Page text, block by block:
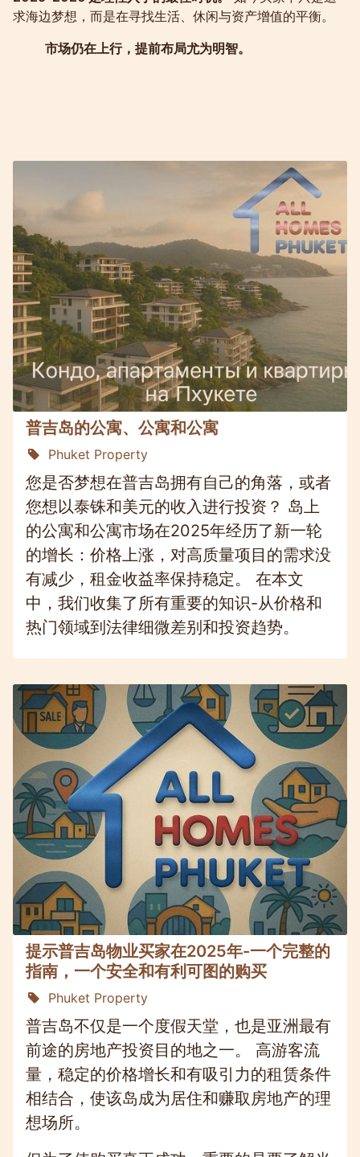
求海边梦想，而是在寻找生活、休闲与资产增值的平衡。
市场仍在上行，提前布局尤为明智。
普吉岛的公寓、公寓和公寓
Phuket Property
您是否梦想在普吉岛拥有自己的角落，或者
您想以泰铢和美元的收入进行投资？ 岛上
的公寓和公寓市场在2025年经历了新一轮
的增长：价格上涨，对高质量项目的需求没
有减少，租金收益率保持稳定。 在本文
中，我们收集了所有重要的知识-从价格和
热门领域到法律细微差别和投资趋势。
提示普吉岛物业买家在2025年-一个完整的
指南，一个安全和有利可图的购买
Phuket Property
普吉岛不仅是一个度假天堂，也是亚洲最有
前途的房地产投资目的地之一。 高游客流
量，稳定的价格增长和有吸引力的租赁条件
相结合，使该岛成为居住和赚取房地产的理
想场所。